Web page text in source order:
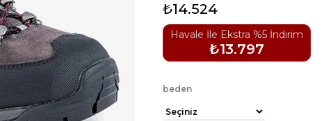
₺14.524
Havale İle Ekstra %5 İndirim
₺13.797
beden